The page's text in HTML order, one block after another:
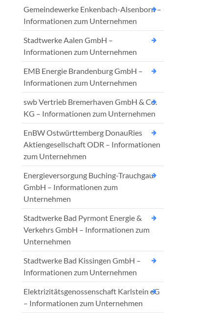
Gemeindewerke Enkenbach-Alsenborn –
Informationen zum Unternehmen
Stadtwerke Aalen GmbH –
Informationen zum Unternehmen
EMB Energie Brandenburg GmbH –
Informationen zum Unternehmen
swb Vertrieb Bremerhaven GmbH & Co.
KG – Informationen zum Unternehmen
EnBW Ostwürttemberg DonauRies
Aktiengesellschaft ODR – Informationen
zum Unternehmen
Energieversorgung Buching-Trauchgau
GmbH – Informationen zum
Unternehmen
Stadtwerke Bad Pyrmont Energie &
Verkehrs GmbH – Informationen zum
Unternehmen
Stadtwerke Bad Kissingen GmbH –
Informationen zum Unternehmen
Elektrizitätsgenossenschaft Karlstein eG
– Informationen zum Unternehmen